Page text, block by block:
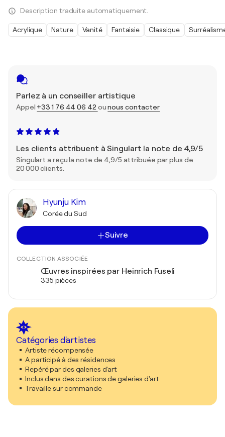
Parlez à un conseiller artistique
Appel +33 1 76 44 06 42 ounous contacter
Les clients attribuent à Singulart la note de 4,9/5
Singulart a reçu la note de 4,9/5 attribuée par plus de
20 000 clients.
Hyunju Kim
Corée du Sud
Suivre
COLLECTION ASSOCIÉE
Œuvres inspirées par Heinrich Fuseli
335 pièces
Catégories d'artistes
Artiste récompensée
A participé à des résidences
Repéré par des galeries d'art
Inclus dans des curations de galeries d'art
Travaille sur commande
Description traduite automatiquement.
Acrylique Nature Vanité Fantaisie Classique